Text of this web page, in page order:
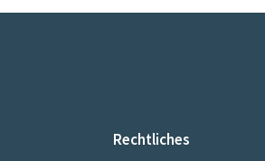
Rechtliches